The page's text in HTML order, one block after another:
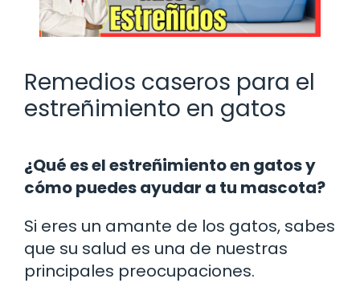
Remedios caseros para el
estreñimiento en gatos
¿Qué es el estreñimiento en gatos y
cómo puedes ayudar a tu mascota?
Si eres un amante de los gatos, sabes
que su salud es una de nuestras
principales preocupaciones.